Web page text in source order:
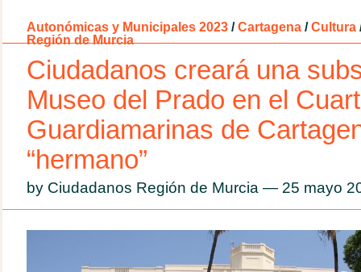
Autonómicas y Municipales 2023 / Cartagena / Cultura
Región de Murcia
Ciudadanos creará una
Museo del Prado en el
Guardiamarinas de
“hermano”
by Ciudadanos Región de Murcia — 25 mayo